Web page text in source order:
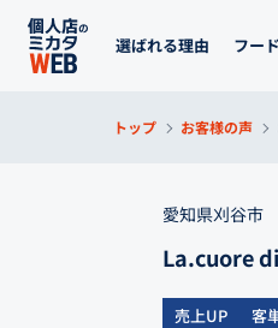
選ばれる理由 フー
トップ お客様の声
愛知県刈谷市
La.cuore
売上UP 客